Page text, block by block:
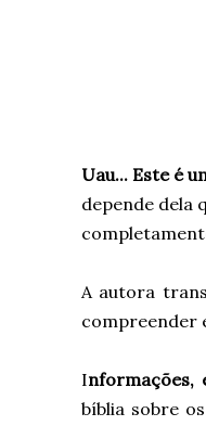
Uau... Este é
depende dela
A autora
compreender
Informações,
bíblia sobre